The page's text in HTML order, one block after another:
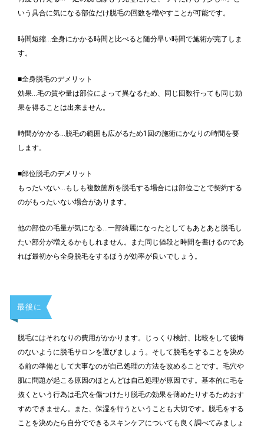
いう具合に気になる部位だけ脱毛の回数を増やすことが可能です。
時間短縮…全身にかかる時間と比べると随分早い時間で施術が完了しま
す。
■全身脱毛のデメリット
効果…毛の質や量は部位によって異なるため、同じ回数行っても同じ効
果を得ることは出来ません。
時間がかかる…脱毛の範囲も広がるため1回の施術にかなりの時間を要
します。
■部位脱毛のデメリット
もったいない…もしも複数箇所を脱毛する場合には部位ごとで契約する
のがもったいない場合があります。
他の部位の毛量が気になる…一部綺麗になったとしてもあとあと脱毛し
たい部分が増えるかもしれません。また同じ値段と時間を書けるのであ
れば最初から全身脱毛をするほうが効率が良いでしょう。
最後に
脱毛にはそれなりの費用がかかります。じっくり検討、比較をして後悔
のないように脱毛サロンを選びましょう。そして脱毛をすることを決め
る前の準備として大事なのが自己処理の方法を改めることです。毛穴や
肌に問題が起こる原因のほとんどは自己処理が原因です。基本的に毛を
抜くという行為は毛穴を傷つけたり脱毛の効果を薄めたりするためおす
すめできません。また、保湿を行うということも大切です。脱毛をする
ことを決めたら自分でできるスキンケアについても良く調べてみましょ